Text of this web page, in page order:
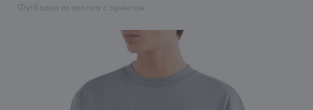
Футболка из хлопка с принтом